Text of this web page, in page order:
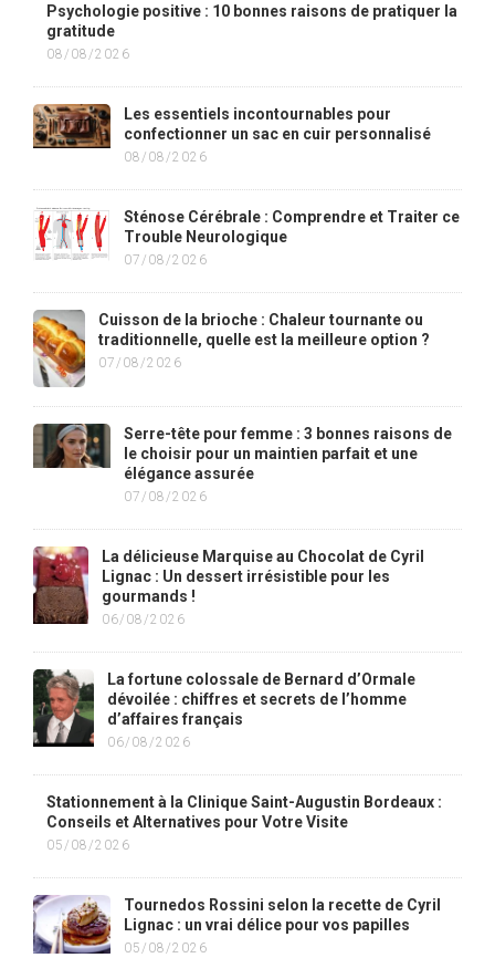
Psychologie positive : 10 bonnes raisons de pratiquer la
gratitude
08/08/2026
Les essentiels incontournables pour
confectionner un sac en cuir personnalisé
08/08/2026
Sténose Cérébrale : Comprendre et Traiter ce
Trouble Neurologique
07/08/2026
Cuisson de la brioche : Chaleur tournante ou
traditionnelle, quelle est la meilleure option ?
07/08/2026
Serre-tête pour femme : 3 bonnes raisons de
le choisir pour un maintien parfait et une
élégance assurée
07/08/2026
La délicieuse Marquise au Chocolat de Cyril
Lignac : Un dessert irrésistible pour les
gourmands !
06/08/2026
La fortune colossale de Bernard d’Ormale
dévoilée : chiffres et secrets de l’homme
d’affaires français
06/08/2026
Stationnement à la Clinique Saint-Augustin Bordeaux :
Conseils et Alternatives pour Votre Visite
05/08/2026
Tournedos Rossini selon la recette de Cyril
Lignac : un vrai délice pour vos papilles
05/08/2026